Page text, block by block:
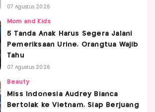
07 Agustus 2026
Mom and Kids
5 Tanda Anak Harus Segera Jalani
Pemeriksaan Urine, Orangtua Wajib
Tahu
07 Agustus 2026
Beauty
Miss Indonesia Audrey Bianca
Bertolak ke Vietnam, Siap Berjuang